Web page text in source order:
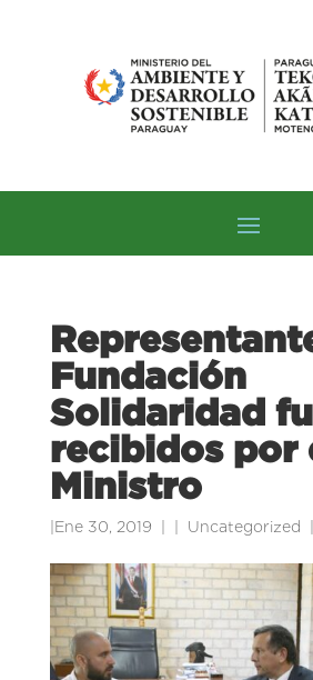
Fundación
Solidaridad
recibidos por
Ministro
Ene 30, 2019 Uncategorized